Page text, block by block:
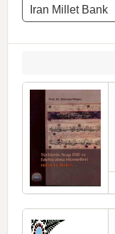
Iran Millet Bank